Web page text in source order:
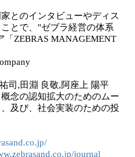
とのインタビューやディス
とで、"ゼブラ経営の体系
ZEBRAS MANAGEMENT
司,田淵 良敬,阿座上 陽平
念の認知拡⼤のためのムー
及び、社会実装のための投
journal